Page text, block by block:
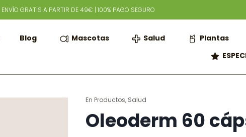
ENVÍO GRATIS A PARTIR DE 49€ | 100% PAGO SEGURO
Blog Mascotas Salud Plantas
En Productos, Salud
Oleoderm 60